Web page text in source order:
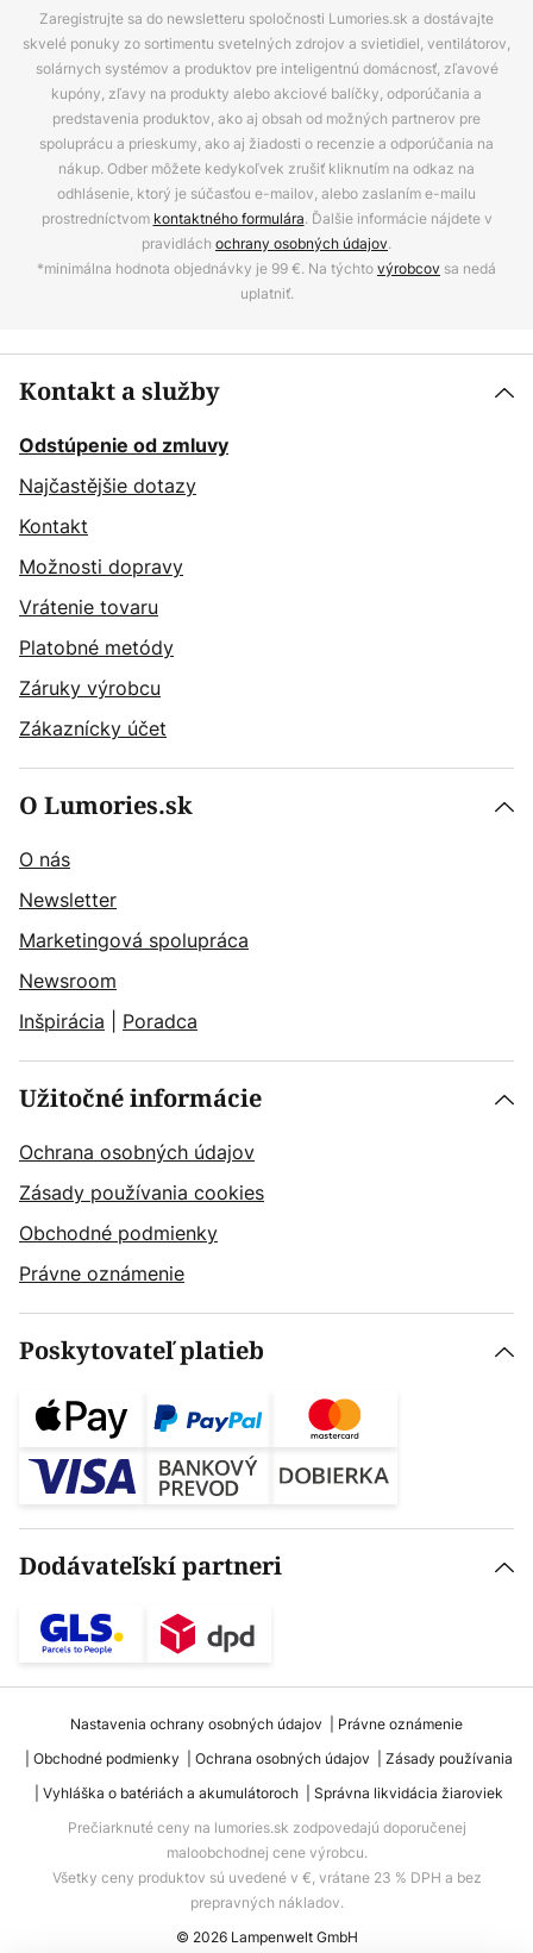
Zaregistrujte sa do newsletteru spoločnosti Lumories.sk a dostávajte
skvelé ponuky zo sortimentu svetelných zdrojov a svietidiel, ventilátorov,
solárnych systémov a produktov pre inteligentnú domácnosť, zľavové
kupóny, zľavy na produkty alebo akciové balíčky, odporúčania a
predstavenia produktov, ako aj obsah od možných partnerov pre
spoluprácu a prieskumy, ako aj žiadosti o recenzie a odporúčania na
nákup. Odber môžete kedykoľvek zrušiť kliknutím na odkaz na
odhlásenie, ktorý je súčasťou e-mailov, alebo zaslaním e-mailu
prostredníctvom kontaktného formulára. Ďalšie informácie nájdete v
pravidlách ochrany osobných údajov.
*minimálna hodnota objednávky je 99 €. Na týchtovýrobcov sa nedá
uplatniť.
Kontakt a služby
Odstúpenie od zmluvy
Najčastějšie dotazy
Kontakt
Možnosti dopravy
Vrátenie tovaru
Platobné metódy
Záruky výrobcu
Zákaznícky účet
O Lumories.sk
O nás
Newsletter
Marketingová spolupráca
Newsroom
Inšpirácia
Poradca
Užitočné informácie
Ochrana osobných údajov
Zásady používania cookies
Obchodné podmienky
Právne oznámenie
Poskytovateľ platieb
Dodávateľskí partneri
Nastavenia ochrany osobných údajov
Právne oznámenie
Obchodné podmienky
Ochrana osobných údajov
Zásady používania
Vyhláška o batériách a akumulátoroch
Správna likvidácia žiaroviek
Prečiarknuté ceny na lumories.sk zodpovedajú doporučenej
maloobchodnej cene výrobcu.
Všetky ceny produktov sú uvedené v €, vrátane 23 % DPH a bez
prepravných nákladov.
© 2026 Lampenwelt GmbH